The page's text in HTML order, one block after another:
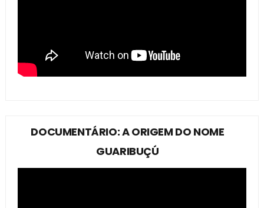
DOCUMENTÁRIO: A ORIGEM DO NOME
GUARIBUÇÚ